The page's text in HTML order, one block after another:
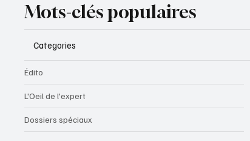
Mots-clés populaires
Categories
Édito
L'Oeil de l'expert
Dossiers spéciaux